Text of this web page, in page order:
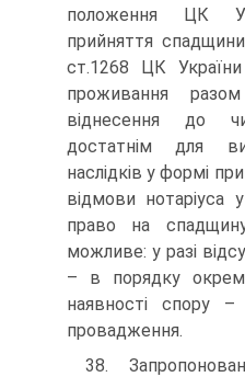
положення ЦК
прийняття
ст.1268 ЦК
проживання
віднесення до
достатнім для
наслідків у формі
відмови нотаріуса
право на
можливе: у разі
– в порядку
наявності спору
провадження.
38.